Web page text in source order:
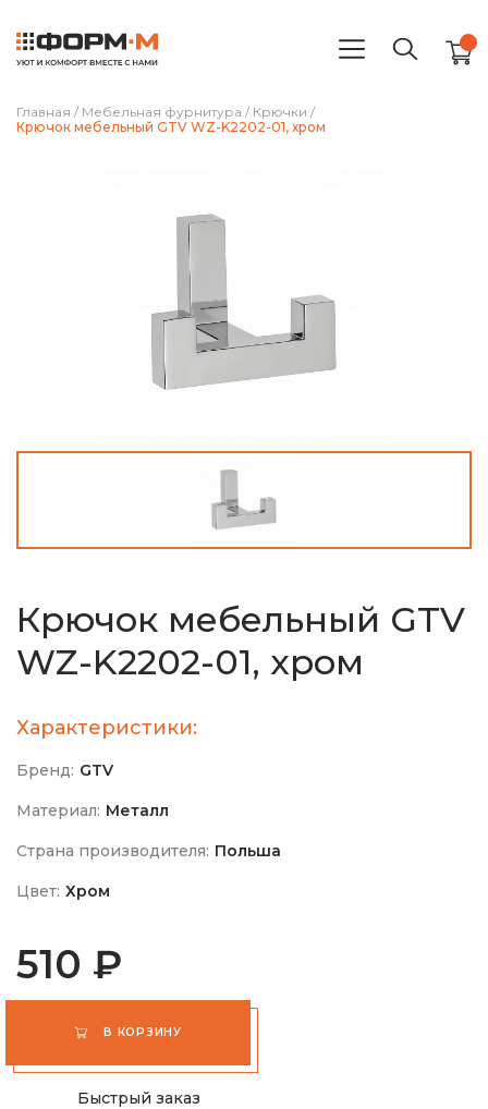
Главная / Мебельная фурнитура / Крючки /
Крючок мебельный GTV WZ-K2202-01, хром
Крючок мебельный GTV
WZ-K2202-01, хром
Характеристики:
Бренд: GTV
Материал: Металл
Страна производителя: Польша
Цвет: Хром
510 ₽
В КОРЗИНУ
Быстрый заказ